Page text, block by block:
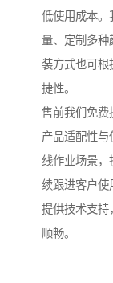
低使用成本。
量、定制多种
装方式也可根
捷性。
售前我们免费
产品适配性
线作业场景
续跟进客户使
提供技术支持
顺畅。